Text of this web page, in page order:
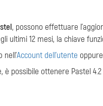
, possono effettuare
ultimi 12 mesi, la chiave
nell'Account dell'utente oppure
è possibile ottenere Pastel